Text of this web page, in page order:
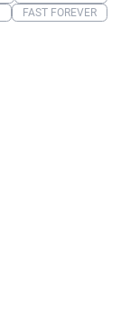
FAST FOREVER